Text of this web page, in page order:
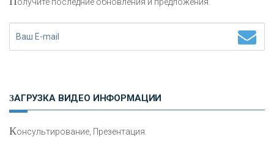
олучите последние обновления и предложения.
ЗАГРУЗКА ВИДЕО ИНФОРМАЦИИ
Консультирование, Презентация